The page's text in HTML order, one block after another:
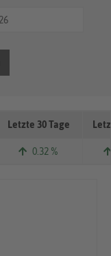
Letzte 30 Tage
0.32 %